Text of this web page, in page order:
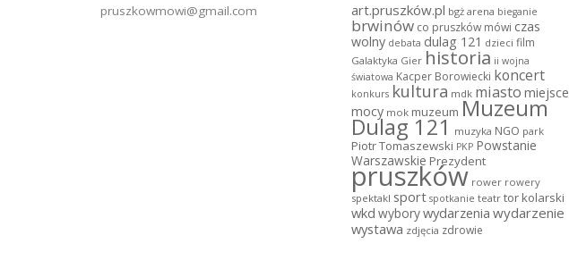
pruszkowmowi@gmail.com art.pruszków.pl bgż arena bieganie
brwinów co pruszków mówi czas
wolny debata dulag 121 dzieci film
Galaktyka Gier historia ii wojna
światowa Kacper Borowiecki koncert
konkurs kultura mdk miasto miejsce
mocy mok muzeum Muzeum
Dulag 121 muzyka NGO park
Piotr Tomaszewski PKP Powstanie
Warszawskie Prezydent
pruszków rower rowery
spektakl sport spotkanie teatr tor kolarski
wkd wyborywydarzenia wydarzenie
wystawa zdjęcia zdrowie